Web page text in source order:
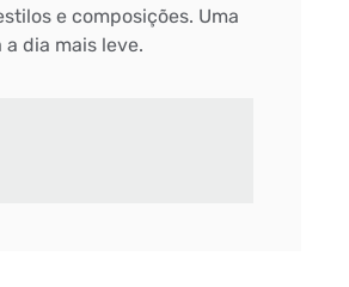
e composições. Uma
dia mais leve.